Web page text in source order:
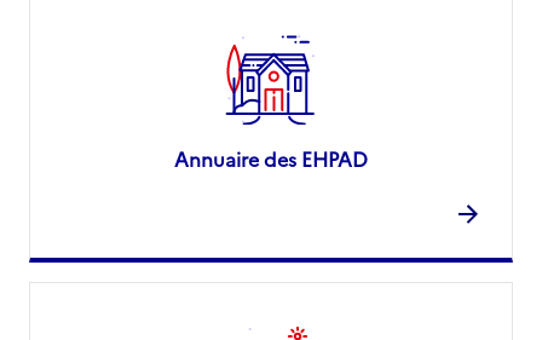
Annuaire des EHPAD